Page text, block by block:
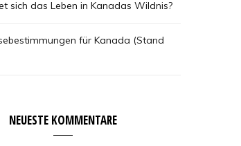
sich das Leben in Kanadas Wildnis?
für Kanada (Stand
NEUESTE KOMMENTARE